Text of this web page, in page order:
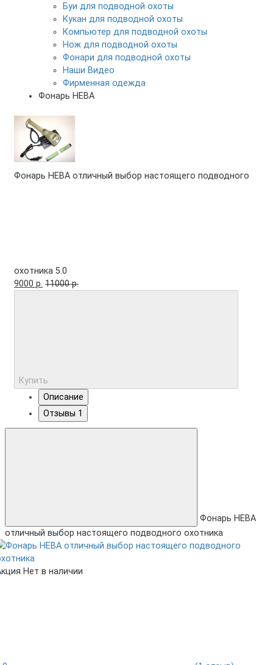
Буи для подводной охоты
Кукан для подводной охоты
Компьютер для подводной охоты
Нож для подводной охоты
Фонари для подводной охоты
Наши Видео
Фирменная одежда
Фонарь НЕВА
Фонарь НЕВА отличный выбор настоящего подводного
охотника 5.0
9000 р. 11000 р.
Купить
Описание
Отзывы 1
Фонарь НЕВА
отличный выбор настоящего подводного охотника
Нет в наличии